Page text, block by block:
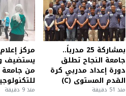
بمشاركة 25 مدرباً..
جامعة النجاح تطلق
دورة إعداد مدربي كرة
القدم المستوى (C)
منذ 51 دقيقة
مركز
يستضيف
من جامعة
منذ 9 دقيقة